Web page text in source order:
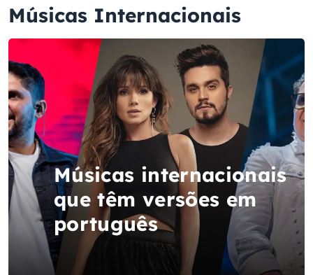
Músicas Internacionais
Músicas internacionais
que têm versões em
português